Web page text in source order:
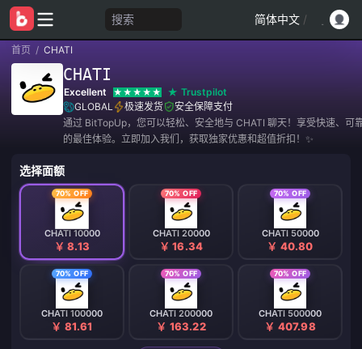
搜索 简体中文 /
首页 / CHATI
CHATI
Excellent
Trustpilot
GLOBAL
极速发货
安全保障支付
通过 BitTopUp，您可以轻松、安全地与 CHATI 聊天！享受快速、可
的最佳体验。立即加入我们，获取独家优惠和超值折扣！✨
选择面额
70% OFF
CHATI 10000
￥ 8.13
70% OFF
CHATI 20000
￥ 16.34
70% OFF
CHATI 50000
￥ 40.80
70% OFF
CHATI 100000
￥ 81.61
70% OFF
CHATI 200000
￥ 163.22
70% OFF
CHATI 500000
￥ 407.98